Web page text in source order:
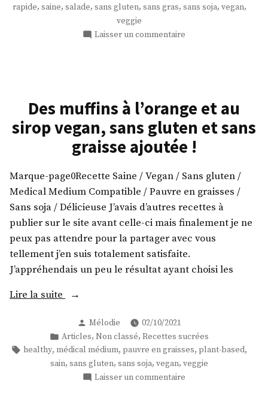
rapide, saine, salade, sans gluten, sans gras, sans soja, vegan,
veggie
Laisser un commentaire
Des muffins à l’orange et au
sirop vegan, sans gluten et sans
graisse ajoutée !
Marque-page0Recette Saine / Vegan / Sans gluten /
Medical Medium Compatible / Pauvre en graisses /
Sans soja / Délicieuse J’avais d’autres recettes à
publier sur le site avant celle-ci mais finalement je ne
peux pas attendre pour la partager avec vous
tellement j’en suis totalement satisfaite.
J’appréhendais un peu le résultat ayant choisi les
Lire la suite
« Des
l’orange
et
Publié
par
Mélodie
02/10/2021
Publié
dans
Articles, Non classé, Recettes sucrées
Étiquettes :
healthy, médical médium, pauvre en graisses, plant-based,
sain, sans gluten, sans soja, vegan, veggie
Laisser un commentaire